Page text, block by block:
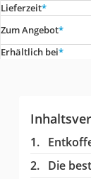
Lieferzeit*
Zum Angebot*
Erhältlich bei*
Die